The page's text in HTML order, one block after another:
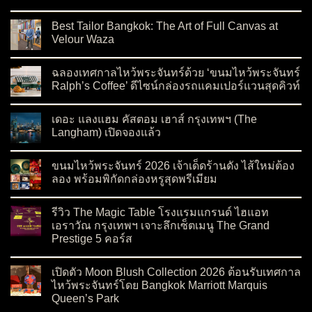
Best Tailor Bangkok: The Art of Full Canvas at
Velour Waza
ฉลองเทศกาลไหว้พระจันทร์ด้วย ‘ขนมไหว้พระจันทร์
Ralph’s Coffee’ ดีไซน์กล่องรถแคมเปอร์แวนสุดคิวท์
เดอะ แลงแฮม คัสตอม เฮาส์ กรุงเทพฯ (The
Langham) เปิดจองแล้ว
ขนมไหว้พระจันทร์ 2026 เจ้าเด็ดร้านดัง ไส้ใหม่ต้อง
ลอง พร้อมพิกัดกล่องหรูสุดพรีเมียม
รีวิว The Magic Table โรงแรมแกรนด์ ไฮแอท
เอราวัณ กรุงเทพฯ เจาะลึกเซ็ตเมนู The Grand
Prestige 5 คอร์ส
เปิดตัว Moon Blush Collection 2026 ต้อนรับเทศกาล
ไหว้พระจันทร์โดย Bangkok Marriott Marquis
Queen’s Park